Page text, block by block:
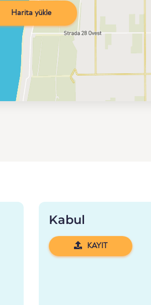
Harita yükle
Kabul
KAYIT